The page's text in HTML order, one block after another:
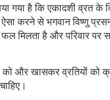
गया है कि एकादशी व्रत के
ऐसा करने से भगवान विष्णु
फल मिलता है और परिवार
और खासकर व्रतियों को